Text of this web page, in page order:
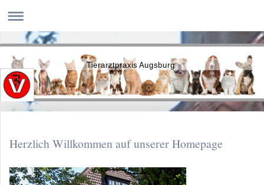
Tierarztpraxis Augsburg
Herzlich Willkommen auf unserer Homepage